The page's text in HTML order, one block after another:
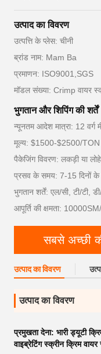
उत्पाद का विवरण
उत्पत्ति के प्लेस: चीनी
ब्रांड नाम: Mam Ba
प्रमाणन: ISO9001,SGS
मॉडल संख्या: Crimp वायर
भुगतान और शिपिंग की शर्तें
न्यूनतम आदेश मात्रा: 12 वर्ग
मूल्य: $1500-$2500/TON
पैकेजिंग विवरण: लकड़ी या
प्रसव के समय: 7-15 दिनों के
भुगतान शर्तें: एल/सी, टी/टी,
आपूर्ति की क्षमता:
सबसे अच्छी
उत्पाद का विवरण
उत्पाद का विवरण
प्रमुखता देना: भारी ड्यूटी
वाइब्रेटिंग स्क्रीन क्रिम